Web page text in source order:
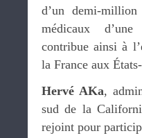
d’un demi-
médicaux
contribue ainsi à
la France aux
Hervé AKa,
sud de la
rejoint pour